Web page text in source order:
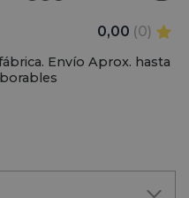
0,00 (0)
Envío Aprox. hasta